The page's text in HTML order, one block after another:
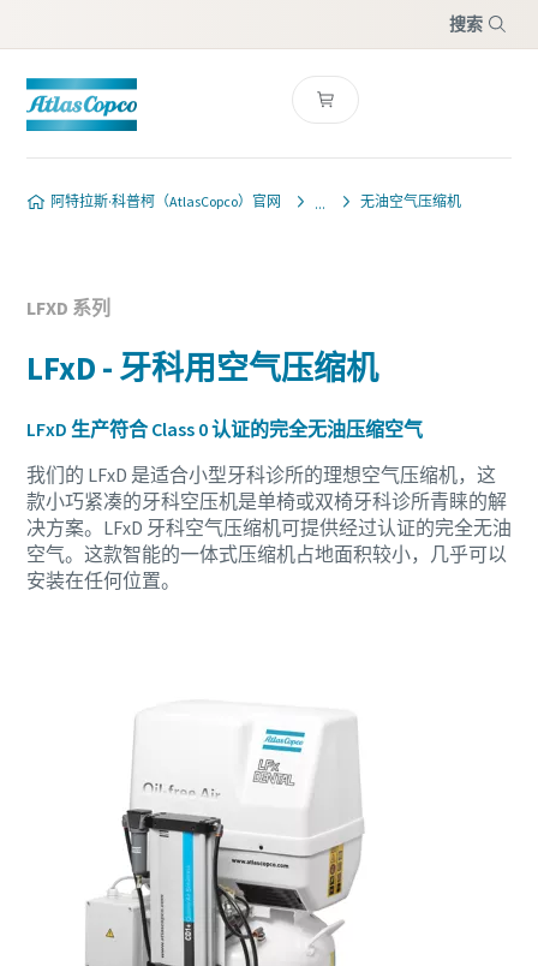
搜索
阿特拉斯·科普柯（AtlasCopco）官网 无油空气压缩机
LFXD 系列
LFxD - 牙科用空气压缩机
LFxD 生产符合 Class 0 认证的完全无油压缩空气
我们的 LFxD 是适合小型牙科诊所的理想空气压缩机，这
款小巧紧凑的牙科空压机是单椅或双椅牙科诊所青睐的解
决方案。LFxD 牙科空气压缩机可提供经过认证的完全无油
空气。这款智能的一体式压缩机占地面积较小，几乎可以
安装在任何位置。